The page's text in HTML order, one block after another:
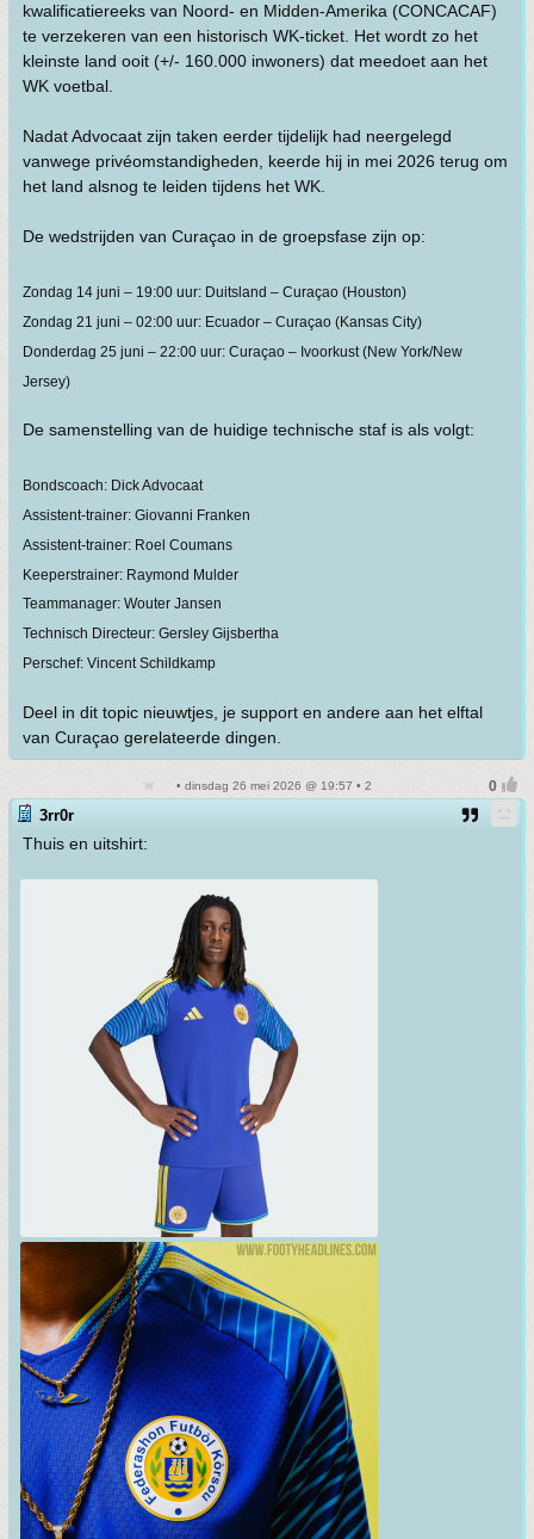
kwalificatiereeks van Noord- en Midden-Amerika (CONCACAF)
te verzekeren van een historisch WK-ticket. Het wordt zo het
kleinste land ooit (+/- 160.000 inwoners) dat meedoet aan het
WK voetbal.
Nadat Advocaat zijn taken eerder tijdelijk had neergelegd
vanwege privéomstandigheden, keerde hij in mei 2026 terug om
het land alsnog te leiden tijdens het WK.
De wedstrijden van Curaçao in de groepsfase zijn op:
Zondag 14 juni – 19:00 uur: Duitsland – Curaçao (Houston)
Zondag 21 juni – 02:00 uur: Ecuador – Curaçao (Kansas City)
Donderdag 25 juni – 22:00 uur: Curaçao – Ivoorkust (New York/New
Jersey)
De samenstelling van de huidige technische staf is als volgt:
Bondscoach: Dick Advocaat
Assistent-trainer: Giovanni Franken
Assistent-trainer: Roel Coumans
Keeperstrainer: Raymond Mulder
Teammanager: Wouter Jansen
Technisch Directeur: Gersley Gijsbertha
Perschef: Vincent Schildkamp
Deel in dit topic nieuwtjes, je support en andere aan het elftal
van Curaçao gerelateerde dingen.
• dinsdag 26 mei 2026 @ 19:57 • 2
3rr0r
Thuis en uitshirt: